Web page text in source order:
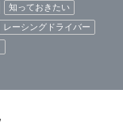
知っておきたい
レーシングドライバー